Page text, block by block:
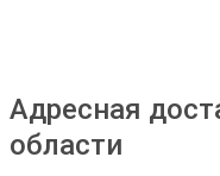
Адресная
области